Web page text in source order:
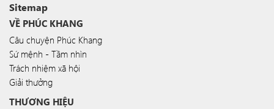
Sitemap
VỀ PHÚC KHANG
Câu chuyện Phúc Khang
Sứ mệnh - Tầm nhìn
Trách nhiệm xã hội
Giải thưởng
THƯƠNG HIỆU